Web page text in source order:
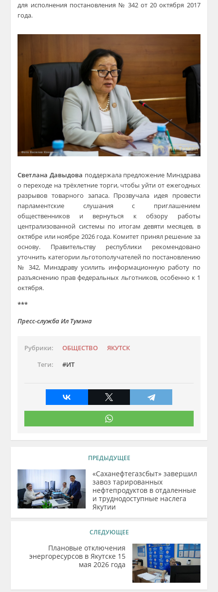
для исполнения постановления № 342 от 20 октября 2017
года.
Светлана Давыдова поддержала предложение Минздрава
о переходе на трёхлетние торги, чтобы уйти от ежегодных
разрывов товарного запаса. Прозвучала идея провести
парламентские слушания с приглашением
общественников и вернуться к обзору работы
централизованной системы по итогам девяти месяцев, в
октябре или ноябре 2026 года. Комитет принял решение за
основу. Правительству республики рекомендовано
уточнить категории льготополучателей по постановлению
№ 342, Минздраву усилить информационную работу по
разъяснению прав федеральных льготников, особенно к 1
октября.
***
Пресс-служба Ил Тумэна
Рубрики: ОБЩЕСТВО
ЯКУТСК
Теги:
ИТ
ПРЕДЫДУЩЕЕ
«Саханефтегазсбыт» завершил
завоз тарированных
нефтепродуктов в отдаленные
и труднодоступные наслега
Якутии
СЛЕДУЮЩЕЕ
Плановые отключения
энергоресурсов в Якутске 15
мая 2026 года